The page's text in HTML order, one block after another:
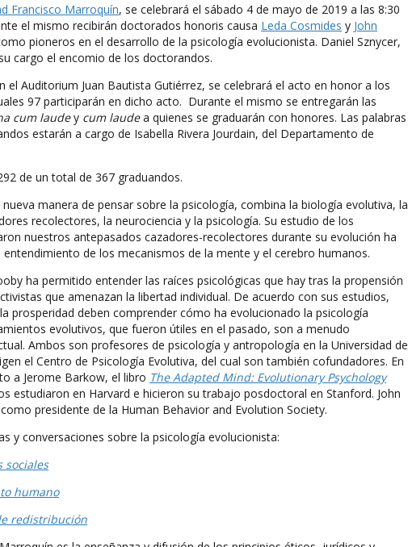
Francisco Marroquín, se celebrará el sábado 4 de mayo de 2019 a las 8:30
el mismo recibirán doctorados honoris causa Leda Cosmides y John
pioneros en el desarrollo de la psicología evolucionista. Daniel Sznycer,
cargo el encomio de los doctorandos.
el Auditorium Juan Bautista Gutiérrez, se celebrará el acto en honor a los
97 participarán en dicho acto. Durante el mismo se entregarán las
cum laudey cum laudea quienes se graduarán con honores. Las palabras
estarán a cargo de Isabella Rivera Jourdain, del Departamento de
de un total de 367 graduandos.
manera de pensar sobre la psicología, combina la biología evolutiva, la
recolectores, la neurociencia y la psicología. Su estudio de los
nuestros antepasados cazadores-recolectores durante su evolución ha
de los mecanismos de la mente y el cerebro humanos.
ha permitido entender las raíces psicológicas que hay tras la propensión
que amenazan la libertad individual. De acuerdo con sus estudios,
prosperidad deben comprender cómo ha evolucionado la psicología
evolutivos, que fueron útiles en el pasado, son a menudo
Ambos son profesores de psicología y antropología en la Universidad de
el Centro de Psicología Evolutiva, del cual son también cofundadores. En
a Jerome Barkow, el libro The Adapted Mind: Evolutionary Psychology
estudiaron en Harvard e hicieron su trabajo posdoctoral en Stanford. John
presidente de la Human Behavior and Evolution Society.
y conversaciones sobre la psicología evolucionista:
sociales
humano
redistribución